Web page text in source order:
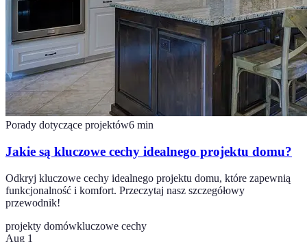
Porady dotyczące projektów6 min
Jakie są kluczowe cechy idealnego projektu domu?
Odkryj kluczowe cechy idealnego projektu domu, które zapewnią
funkcjonalność i komfort. Przeczytaj nasz szczegółowy
przewodnik!
projekty domówkluczowe cechy
Aug 1